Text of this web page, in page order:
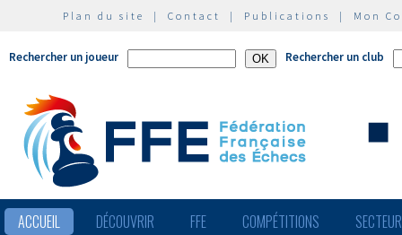
Plan du site | Contact | Publications | Mon
Rechercher un joueur Rechercher un club
ACCUEIL DÉCOUVRIR FFE COMPÉTITIONS